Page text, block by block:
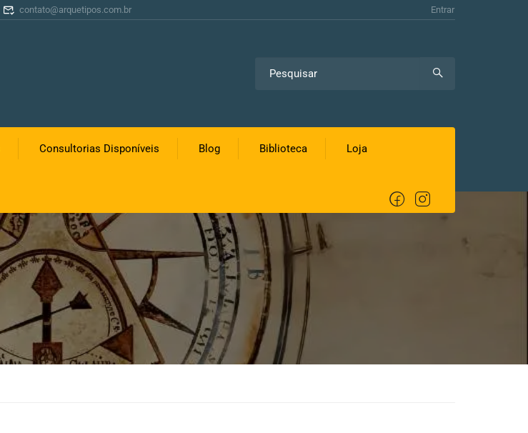
contato@arquetipos.com.br Entrar
Consultorias Disponíveis Blog Biblioteca Loja